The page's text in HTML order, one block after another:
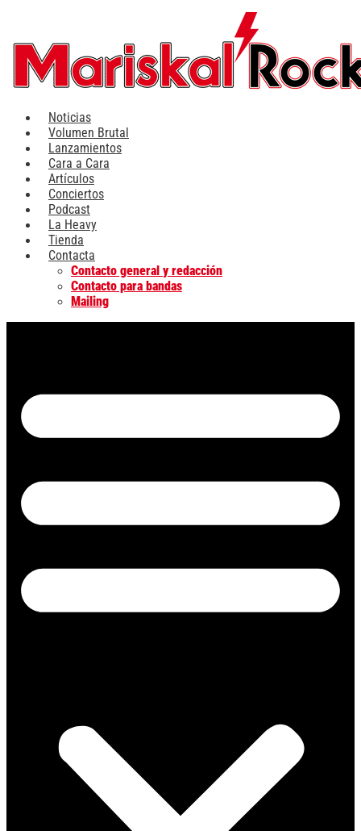
contenido
Noticias
Volumen Brutal
Lanzamientos
Cara a Cara
Artículos
Conciertos
Podcast
La Heavy
Tienda
Contacta
Contacto general y redacción
Contacto para bandas
Mailing